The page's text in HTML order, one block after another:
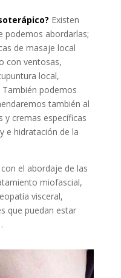
Existen
podemos abordarlas;
de masaje local
con ventosas,
local,
podemos
también al
y cremas específicas
e hidratación de la
el abordaje de las
miofascial,
visceral,
que puedan estar